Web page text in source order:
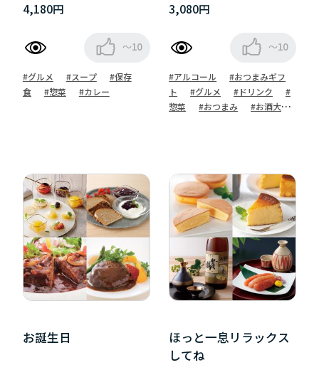
4,180円
～10
#グルメ #スープ
#保存
食
#惣菜 #カレー
3,080円
～10
#アルコール
#おつまみギフ
ト
#グルメ #ドリンク
#
惣菜
#おつまみ
#お酒大好
お誕生日
ほっと一息リラックス
してね